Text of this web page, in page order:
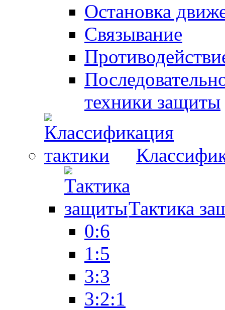
Остановка
Связывание
техники защиты
Тактика
0:6
1:5
3:3
3:2:1